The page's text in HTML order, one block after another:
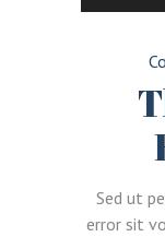
Sed ut
error sit